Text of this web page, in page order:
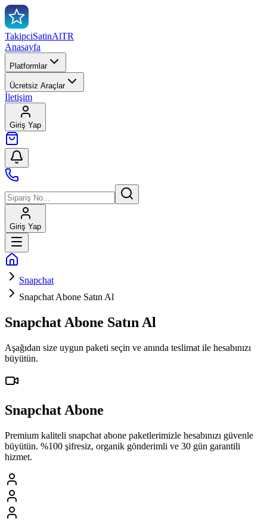
TakipciSatinAlTR
Anasayfa
Platformlar
Ücretsiz Araçlar
İletişim
Giriş Yap
Giriş Yap
Snapchat
Snapchat Abone Satın Al
Snapchat Abone Satın Al
Aşağıdan size uygun paketi seçin ve anında teslimat ile hesabınızı
büyütün.
Snapchat Abone
Premium kaliteli snapchat abone paketlerimizle hesabınızı güvenle
büyütün. %100 şifresiz, organik gönderimli ve 30 gün garantili
hizmet.